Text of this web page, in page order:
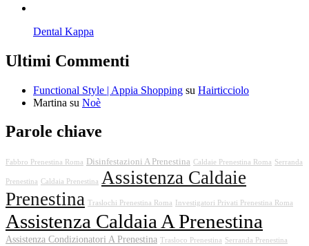
Dental Kappa
Ultimi Commenti
Functional Style | Appia Shopping su Hairticciolo
Martina su Noè
Parole chiave
Fabbro Prenestina Roma Disinfestazioni A Prenestina Caldaie Prenestina Roma Serranda
Prenestina Caldaia Prenestina Assistenza Caldaie
Prenestina
Traslochi Prenestina Roma Investigatori Privati Prenestina Roma
Assistenza Caldaia A Prenestina
Assistenza Condizionatori A Prenestina Trasloco Prenestina Serranda Prenestina